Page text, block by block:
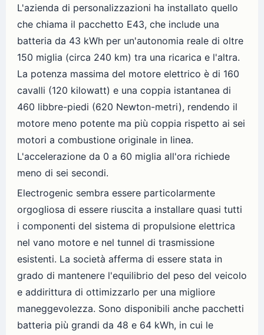
L'azienda di personalizzazioni ha installato quello
che chiama il pacchetto E43, che include una
batteria da 43 kWh per un'autonomia reale di oltre
150 miglia (circa 240 km) tra una ricarica e l'altra.
La potenza massima del motore elettrico è di 160
cavalli (120 kilowatt) e una coppia istantanea di
460 libbre-piedi (620 Newton-metri), rendendo il
motore meno potente ma più coppia rispetto ai sei
motori a combustione originale in linea.
L'accelerazione da 0 a 60 miglia all'ora richiede
meno di sei secondi.
Electrogenic sembra essere particolarmente
orgogliosa di essere riuscita a installare quasi tutti
i componenti del sistema di propulsione elettrica
nel vano motore e nel tunnel di trasmissione
esistenti. La società afferma di essere stata in
grado di mantenere l'equilibrio del peso del veicolo
e addirittura di ottimizzarlo per una migliore
maneggevolezza. Sono disponibili anche pacchetti
batteria più grandi da 48 e 64 kWh, in cui le